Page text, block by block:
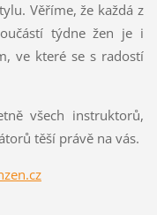
Věříme, že každá z
týdne žen je i
ve které se s radostí
všech instruktorů,
těší právě na vás.